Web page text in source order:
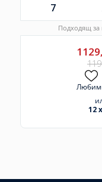
7
Подходящ за
12